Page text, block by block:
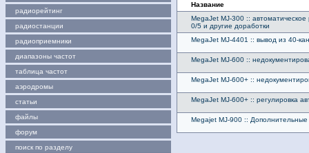
радиорейтинг
радиостанции
радиоприемники
диапазоны частот
таблица частот
аэродромы
статьи
файлы
форум
поиск по разделу
Название
MegaJet MJ-300 ::
0/5 и другие доработки
MegaJet MJ-4401 :: вывод из 40-
MegaJet MJ-600 ::
MegaJet MJ-600+ ::
MegaJet MJ-600+ :: регулировка
Megajet MJ-900 ::